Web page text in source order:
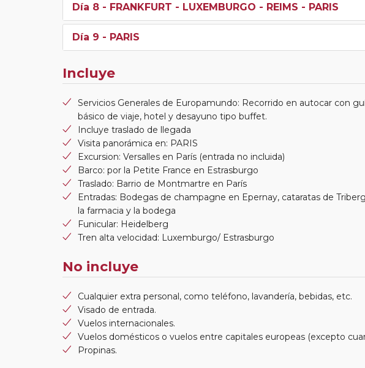
Día 8 - FRANKFURT - LUXEMBURGO - REIMS - PARIS
Día 9 - PARIS
Incluye
Servicios Generales de Europamundo: Recorrido en autocar con
básico de viaje, hotel y desayuno tipo buffet.
Incluye traslado de llegada
Visita panorámica en: PARIS
Excursion: Versalles en París (entrada no incluida)
Barco: por la Petite France en Estrasburgo
Traslado: Barrio de Montmartre en París
Entradas: Bodegas de champagne en Epernay, cataratas de
la farmacia y la bodega
Funicular: Heidelberg
Tren alta velocidad: Luxemburgo/ Estrasburgo
No incluye
Cualquier extra personal, como teléfono, lavandería, bebidas, etc.
Visado de entrada.
Vuelos internacionales.
Vuelos domésticos o vuelos entre capitales europeas (excepto
Propinas.